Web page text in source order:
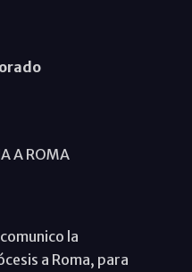
A ROMA
la
a Roma, para